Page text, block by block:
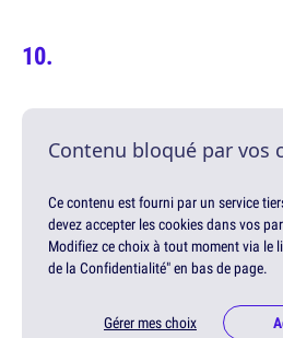
Contenu bloqué par vos
Ce contenu est fourni par un service
devez accepter les cookies dans vos
Modifiez ce choix à tout moment via le
de la Confidentialité" en bas de page.
Gérer mes choix